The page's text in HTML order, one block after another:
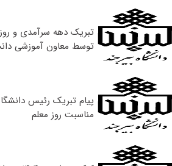
تبریک دهه سرآمدی و
توسط معاون آموزشی
پیام تبریک رئیس
مناسبت روز معلم